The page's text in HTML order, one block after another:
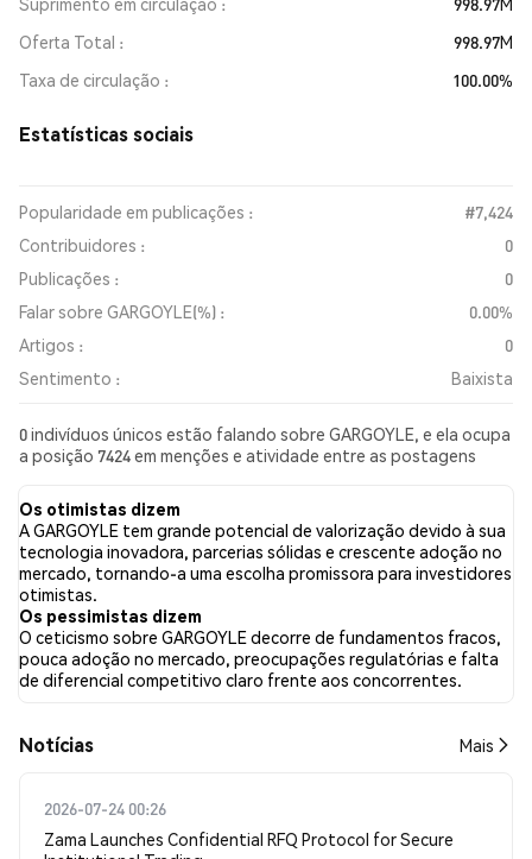
Oferta Total
998.97M
Taxa de circulação
100.00%
Estatísticas sociais
Popularidade em publicações :
#7,424
Contribuidores :
0
Publicações :
0
Falar sobre GARGOYLE(%) :
0.00%
Artigos :
0
Sentimento :
Baixista
0 indivíduos únicos estão falando sobre GARGOYLE, e ela ocupa
a posição 7424 em menções e atividade entre as postagens
GARGOYLE em todas as redes sociais foi Baixista. Por fim, foram
publicados 0 artigos de notícias sobre GARGOYLE. No Twitter,
NaN% dos tweets apresentaram um sentimento otimista em
comparação com NaN% dos tweets com sentimento pessimista
sobre GARGOYLE. NaN% dos tweets foram neutros em relação
a GARGOYLE. Esses sentimentos são baseados em 0 tweets.
Os otimistas dizem
A GARGOYLE tem grande potencial de valorização devido à sua
tecnologia inovadora, parcerias sólidas e crescente adoção no
mercado, tornando-a uma escolha promissora para investidores
otimistas.
Os pessimistas dizem
O ceticismo sobre GARGOYLE decorre de fundamentos fracos,
pouca adoção no mercado, preocupações regulatórias e falta
de diferencial competitivo claro frente aos concorrentes.
​​Notícias​​ Mais
2026-07-24 00:26
Zama Launches Confidential RFQ Protocol for Secure